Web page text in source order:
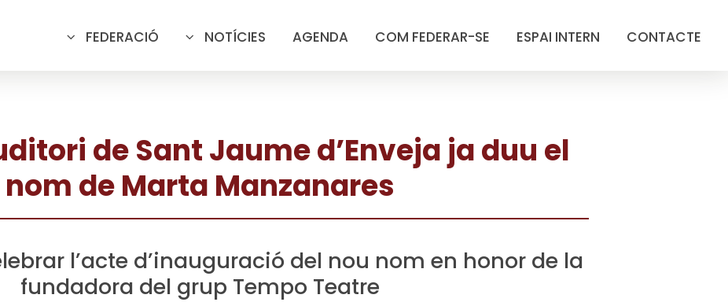
FEDERACIÓ NOTÍCIES AGENDA COM FEDERAR-SE ESPAI INTERN CONTACTE
de Sant Jaume d’Enveja ja duu el
nom de Marta Manzanares
l’acte d’inauguració del nou nom en honor de la
fundadora del grup Tempo Teatre